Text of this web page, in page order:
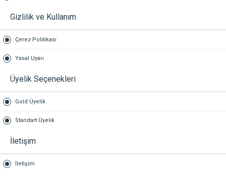
Gizlilik ve Kullanım
Çerez Politikası
Yasal Uyarı
Üyelik Seçenekleri
Gold Üyelik
Standart Üyelik
İletişim
İletişim